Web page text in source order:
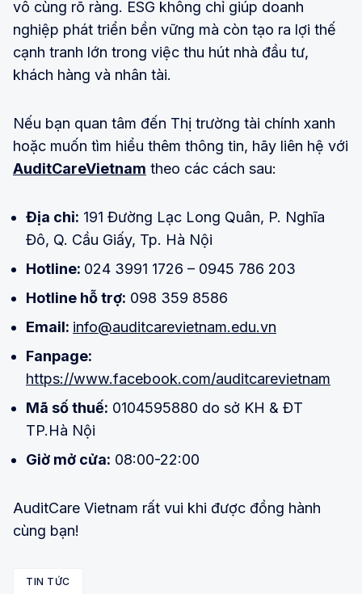
vô cùng rõ ràng. ESG không chỉ giúp doanh
nghiệp phát triển bền vững mà còn tạo ra lợi thế
cạnh tranh lớn trong việc thu hút nhà đầu tư,
khách hàng và nhân tài.
Nếu bạn quan tâm đến Thị trường tài chính xanh
hoặc muốn tìm hiểu thêm thông tin, hãy liên hệ với
AuditCareVietnam theo các cách sau:
Địa chỉ: 191 Đường Lạc Long Quân, P. Nghĩa
Đô, Q. Cầu Giấy, Tp. Hà Nội
Hotline: 024 3991 1726 – 0945 786 203
Hotline hỗ trợ: 098 359 8586
Email: info@auditcarevietnam.edu.vn
Fanpage:
https://www.facebook.com/auditcarevietnam
Mã số thuế: 0104595880 do sở KH & ĐT
TP.Hà Nội
Giờ mở cửa: 08:00-22:00
AuditCare Vietnam rất vui khi được đồng hành
cùng bạn!
TIN TỨC